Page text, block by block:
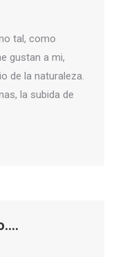
tal, como
gustan a mi,
de la naturaleza.
la subida de